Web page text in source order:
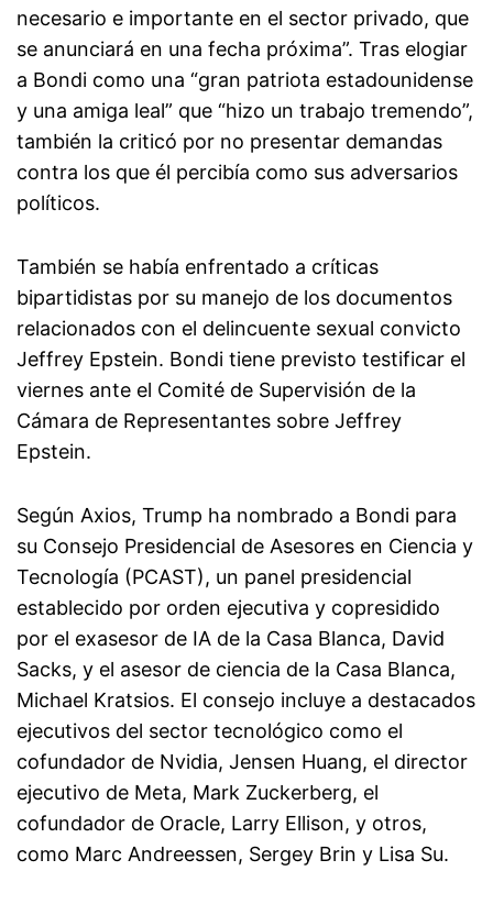
necesario e importante en el sector privado, que
se anunciará en una fecha próxima”. Tras elogiar
a Bondi como una “gran patriota estadounidense
y una amiga leal” que “hizo un trabajo tremendo”,
también la criticó por no presentar demandas
contra los que él percibía como sus adversarios
políticos.
También se había enfrentado a críticas
bipartidistas por su manejo de los documentos
relacionados con el delincuente sexual convicto
Jeffrey Epstein. Bondi tiene previsto testificar el
viernes ante el Comité de Supervisión de la
Cámara de Representantes sobre Jeffrey
Epstein.
Según Axios, Trump ha nombrado a Bondi para
su Consejo Presidencial de Asesores en Ciencia y
Tecnología (PCAST), un panel presidencial
establecido por orden ejecutiva y copresidido
por el exasesor de IA de la Casa Blanca, David
Sacks, y el asesor de ciencia de la Casa Blanca,
Michael Kratsios. El consejo incluye a destacados
ejecutivos del sector tecnológico como el
cofundador de Nvidia, Jensen Huang, el director
ejecutivo de Meta, Mark Zuckerberg, el
cofundador de Oracle, Larry Ellison, y otros,
como Marc Andreessen, Sergey Brin y Lisa Su.